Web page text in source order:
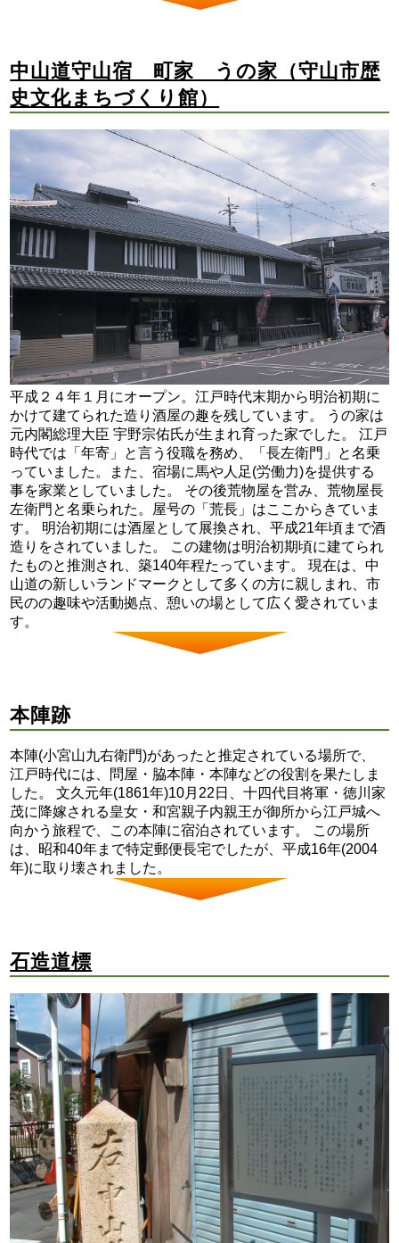
中山道守山宿 町家 うの家（守山市歴
史文化まちづくり館）
平成２４年１月にオープン。江戸時代末期から明治初期に
かけて建てられた造り酒屋の趣を残しています。 うの家は
元内閣総理大臣 宇野宗佑氏が生まれ育った家でした。 江戸
時代では「年寄」と言う役職を務め、「長左衛門」と名乗
っていました。また、宿場に馬や人足(労働力)を提供する
事を家業としていました。 その後荒物屋を営み、荒物屋長
左衛門と名乗られた。屋号の「荒長」はここからきていま
す。 明治初期には酒屋として展換され、平成21年頃まで酒
造りをされていました。 この建物は明治初期頃に建てられ
たものと推測され、築140年程たっています。 現在は、中
山道の新しいランドマークとして多くの方に親しまれ、市
民のの趣味や活動拠点、憩いの場として広く愛されていま
す。
本陣跡
本陣(小宮山九右衛門)があったと推定されている場所で、
江戸時代には、問屋・脇本陣・本陣などの役割を果たしま
した。 文久元年(1861年)10月22日、十四代目将軍・徳川家
茂に降嫁される皇女・和宮親子内親王が御所から江戸城へ
向かう旅程で、この本陣に宿泊されています。 この場所
は、昭和40年まで特定郵便長宅でしたが、平成16年(2004
年)に取り壊されました。
石造道標